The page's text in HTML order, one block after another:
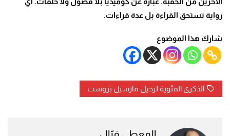
رواية تستحق القراءة بل عدة قراءات.
شارك هذا الموضوع
الذكرى المئوية لرحيل مارسيل بروست